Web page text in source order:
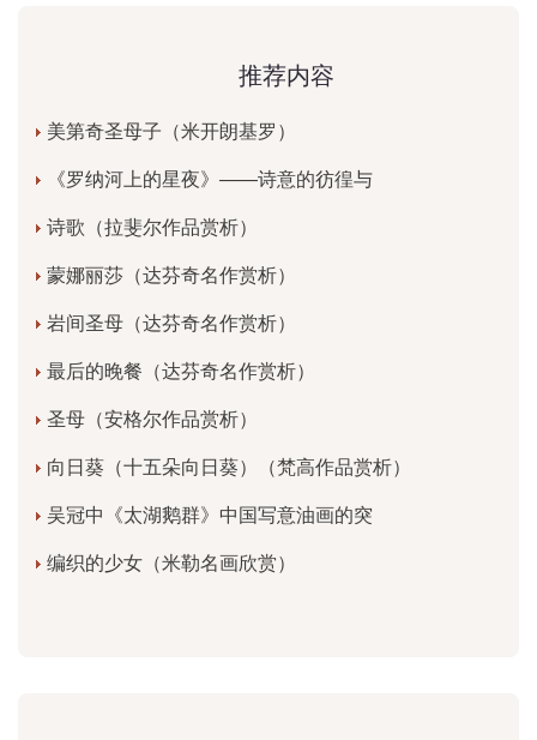
推荐内容
美第奇圣母子（米开朗基罗）
《罗纳河上的星夜》——诗意的彷徨与
诗歌（拉斐尔作品赏析）
蒙娜丽莎（达芬奇名作赏析）
岩间圣母（达芬奇名作赏析）
最后的晚餐（达芬奇名作赏析）
圣母（安格尔作品赏析）
向日葵（十五朵向日葵）（梵高作品赏析）
吴冠中《太湖鹅群》中国写意油画的突
编织的少女（米勒名画欣赏）